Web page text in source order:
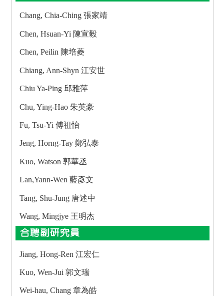
Chang, Chia-Ching 張家靖
Chen, Hsuan-Yi 陳宣毅
Chen, Peilin 陳培菱
Chiang, Ann-Shyn 江安世
Chiu Ya-Ping 邱雅萍
Chu, Ying-Hao 朱英豪
Fu, Tsu-Yi 傅祖怡
Jeng, Horng-Tay 鄭弘泰
Kuo, Watson 郭華丞
Lan,Yann-Wen 藍彥文
Tang, Shu-Jung 唐述中
Wang, Mingjye 王明杰
合聘副研究員
Jiang, Hong-Ren 江宏仁
Kuo, Wen-Jui 郭文瑞
Wei-hau, Chang 章為皓